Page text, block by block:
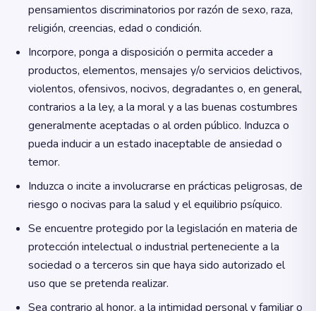
pensamientos discriminatorios por razón de sexo, raza,
religión, creencias, edad o condición.
Incorpore, ponga a disposición o permita acceder a
productos, elementos, mensajes y/o servicios delictivos,
violentos, ofensivos, nocivos, degradantes o, en general,
contrarios a la ley, a la moral y a las buenas costumbres
generalmente aceptadas o al orden público. Induzca o
pueda inducir a un estado inaceptable de ansiedad o
temor.
Induzca o incite a involucrarse en prácticas peligrosas, de
riesgo o nocivas para la salud y el equilibrio psíquico.
Se encuentre protegido por la legislación en materia de
protección intelectual o industrial perteneciente a la
sociedad o a terceros sin que haya sido autorizado el
uso que se pretenda realizar.
Sea contrario al honor, a la intimidad personal y familiar o